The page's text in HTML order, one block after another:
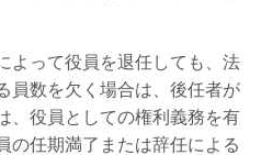
よって役員を退任しても、法
員数を欠く場合は、後任者が
、役員としての権利義務を有
の任期満了または辞任による